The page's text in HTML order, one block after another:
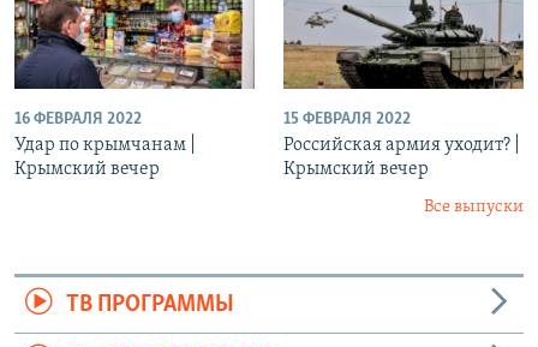
16 ФЕВРАЛЯ 2022
Удар по крымчанам |
Крымский вечер
15 ФЕВРАЛЯ 2022
Российская армия уходит? |
Крымский вечер
Все выпуски
ТВ ПРОГРАММЫ